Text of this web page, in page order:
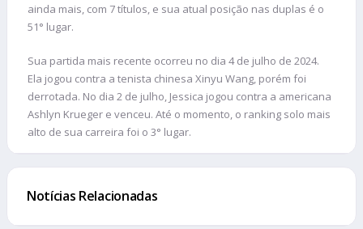
ainda mais, com 7 títulos, e sua atual posição nas duplas é o
51° lugar.
Sua partida mais recente ocorreu no dia 4 de julho de 2024.
Ela jogou contra a tenista chinesa Xinyu Wang, porém foi
derrotada. No dia 2 de julho, Jessica jogou contra a americana
Ashlyn Krueger e venceu. Até o momento, o ranking solo mais
alto de sua carreira foi o 3° lugar.
Notícias Relacionadas